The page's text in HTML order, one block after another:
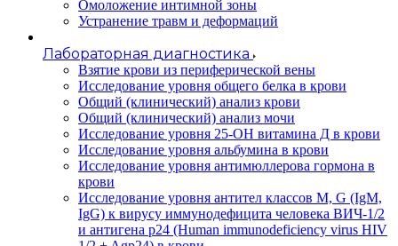
Омоложение интимной зоны
Устранение травм и деформаций
Лабораторная диагностика
Взятие крови из периферической вены
Исследование уровня общего белка в крови
Общий (клинический) анализ крови
Общий (клинический) анализ мочи
Исследование уровня 25-OH витамина Д в крови
Исследование уровня альбумина в крови
Исследование уровня антимюллерова гормона в
крови
Исследование уровня антител классов M, G (IgM,
IgG) к вирусу иммунодефицита человека ВИЧ-1/2
и антигена p24 (Human immunodeficiency virus HIV